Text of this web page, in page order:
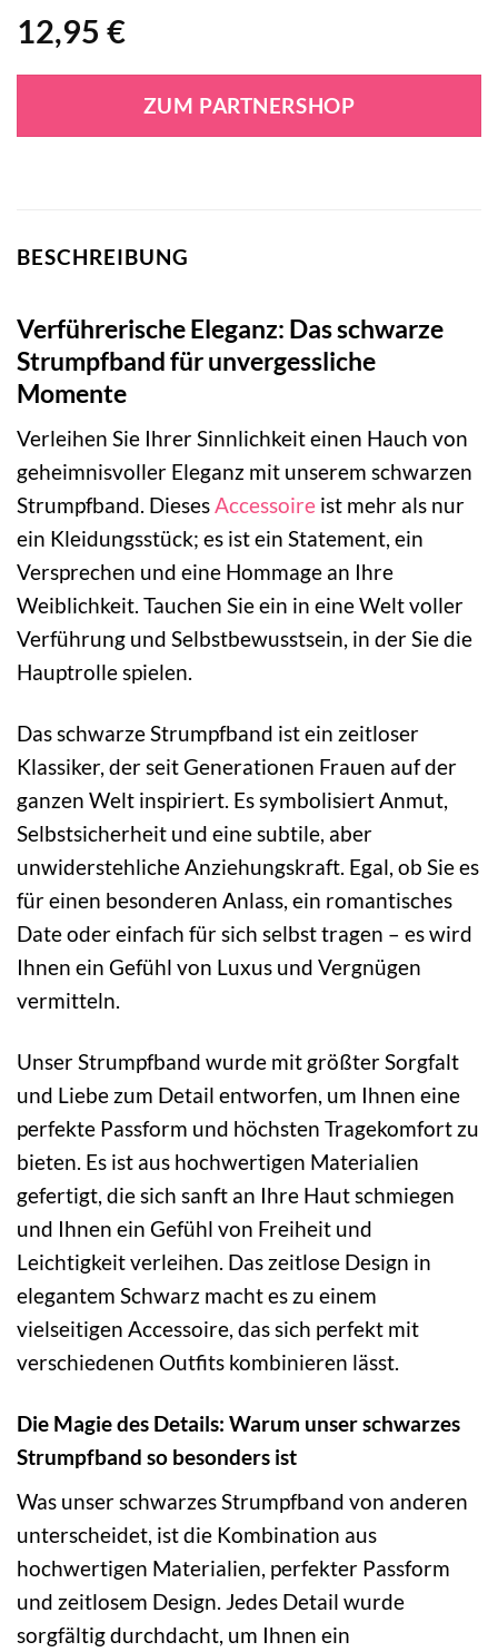
12,95 €
ZUM PARTNERSHOP
BESCHREIBUNG
Verführerische Eleganz: Das schwarze
Strumpfband für unvergessliche
Momente
Verleihen Sie Ihrer Sinnlichkeit einen Hauch von
geheimnisvoller Eleganz mit unserem schwarzen
Strumpfband. DiesesAccessoire ist mehr als nur
ein Kleidungsstück; es ist ein Statement, ein
Versprechen und eine Hommage an Ihre
Weiblichkeit. Tauchen Sie ein in eine Welt voller
Verführung und Selbstbewusstsein, in der Sie die
Hauptrolle spielen.
Das schwarze Strumpfband ist ein zeitloser
Klassiker, der seit Generationen Frauen auf der
ganzen Welt inspiriert. Es symbolisiert Anmut,
Selbstsicherheit und eine subtile, aber
unwiderstehliche Anziehungskraft. Egal, ob Sie es
für einen besonderen Anlass, ein romantisches
Date oder einfach für sich selbst tragen – es wird
Ihnen ein Gefühl von Luxus und Vergnügen
vermitteln.
Unser Strumpfband wurde mit größter Sorgfalt
und Liebe zum Detail entworfen, um Ihnen eine
perfekte Passform und höchsten Tragekomfort zu
bieten. Es ist aus hochwertigen Materialien
gefertigt, die sich sanft an Ihre Haut schmiegen
und Ihnen ein Gefühl von Freiheit und
Leichtigkeit verleihen. Das zeitlose Design in
elegantem Schwarz macht es zu einem
vielseitigen Accessoire, das sich perfekt mit
verschiedenen Outfits kombinieren lässt.
Die Magie des Details: Warum unser schwarzes
Strumpfband so besonders ist
Was unser schwarzes Strumpfband von anderen
unterscheidet, ist die Kombination aus
hochwertigen Materialien, perfekter Passform
und zeitlosem Design. Jedes Detail wurde
sorgfältig durchdacht, um Ihnen ein